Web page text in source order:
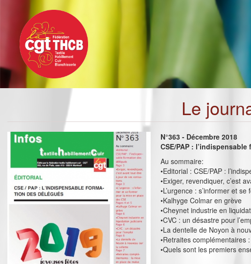
contenu
principal
Le
N°363 - Décembre 2018
CSE/PAP :
Au sommaire:
•Editorial : CSE/PAP :
•Exiger, revendiquer, c’est
•L’urgence : s’informer et
•Kalhyge Colmar en grève
•Cheynet industrie en
•CVC : un désastre pour
•La dentelle de Noyon à
•Retraites complémentaires
•Quels sont les premiers